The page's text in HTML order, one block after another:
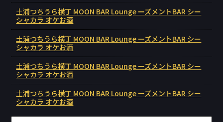
土浦つちうら横丁 MOON BAR Lounge ーズメントBAR シー
シャカラ オケお酒
土浦つちうら横丁 MOON BAR Lounge ーズメントBAR シー
シャカラ オケお酒
土浦つちうら横丁 MOON BAR Lounge ーズメントBAR シー
シャカラ オケお酒
土浦つちうら横丁 MOON BAR Lounge ーズメントBAR シー
シャカラ オケお酒